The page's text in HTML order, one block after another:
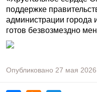
поддержке
администрации города
готов безвозмездно
Опубликовано 27 мая 2026